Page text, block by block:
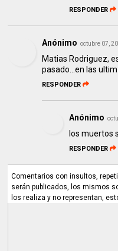
RESPONDER
Anónimo octubre 07,
Matias Rodriguez,
pasado...en las
RESPONDER
Anónimo
los muertos
RESPONDER
Comentarios con insultos,
serán publicados, los mismos
los realiza y no representan,